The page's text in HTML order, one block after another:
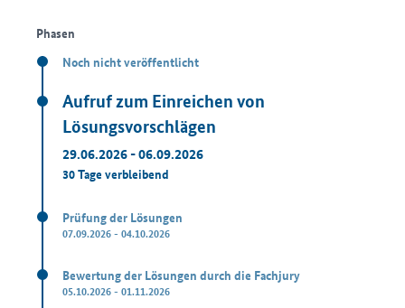
Phasen
Noch nicht veröffentlicht
Aufruf zum Einreichen von
Lösungsvorschlägen
29.06.2026 - 06.09.2026
30 Tage verbleibend
Prüfung der Lösungen
07.09.2026 - 04.10.2026
Bewertung der Lösungen durch die Fachjury
05.10.2026 - 01.11.2026